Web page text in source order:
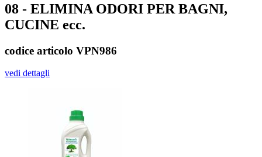
08 - ELIMINA ODORI PER BAGNI,
CUCINE ecc.
codice articolo VPN986
vedi dettagli